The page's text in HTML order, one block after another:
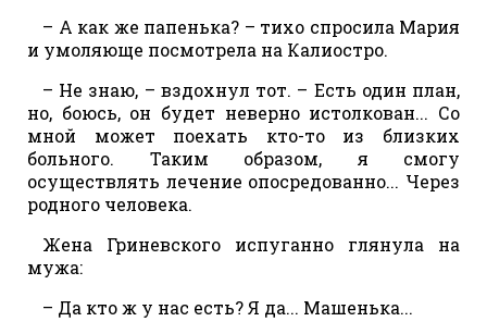
– А как же папенька? – тихо спросила Мария
и умоляюще посмотрела на Калиостро.
– Не знаю, – вздохнул тот. – Есть один план,
но, боюсь, он будет неверно истолкован... Со
мной может поехать кто-то из близких
больного. Таким образом, я смогу
осуществлять лечение опосредованно... Через
родного человека.
Жена Гриневского испуганно глянула на
мужа:
– Да кто ж у нас есть? Я да... Машенька...